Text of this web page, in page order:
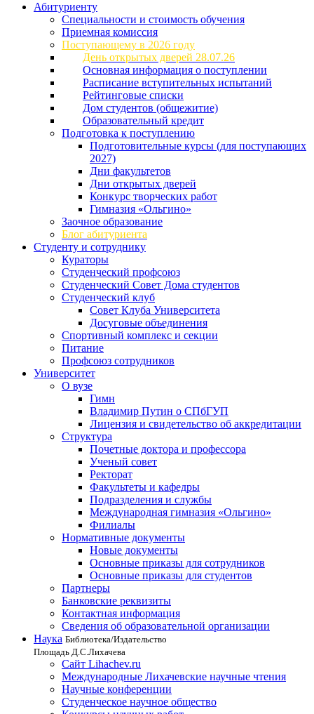
Абитуриенту
Специальности и стоимость обучения
Приемная комиссия
Поступающему в 2026 году
День открытых дверей 28.07.26
Основная информация о поступлении
Расписание вступительных испытаний
Рейтинговые списки
Дом студентов (общежитие)
Образовательный кредит
Подготовка к поступлению
Подготовительные курсы (для поступающих
2027)
Дни факультетов
Дни открытых дверей
Конкурс творческих работ
Гимназия «Ольгино»
Заочное образование
Блог абитуриента
Студенту и сотруднику
Кураторы
Студенческий профсоюз
Студенческий Совет Дома студентов
Студенческий клуб
Совет Клуба Университета
Досуговые объединения
Спортивный комплекс и секции
Питание
Профсоюз сотрудников
Университет
О вузе
Гимн
Владимир Путин о СПбГУП
Лицензия и свидетельство об аккредитации
Структура
Почетные доктора и профессора
Ученый совет
Ректорат
Факультеты и кафедры
Подразделения и службы
Международная гимназия «Ольгино»
Филиалы
Нормативные документы
Новые документы
Основные приказы для сотрудников
Основные приказы для студентов
Партнеры
Банковские реквизиты
Контактная информация
Сведения об образовательной организации
Наука Библиотека/Издательство
Площадь Д.С.Лихачева
Сайт Lihachev.ru
Международные Лихачевские научные чтения
Научные конференции
Студенческое научное общество